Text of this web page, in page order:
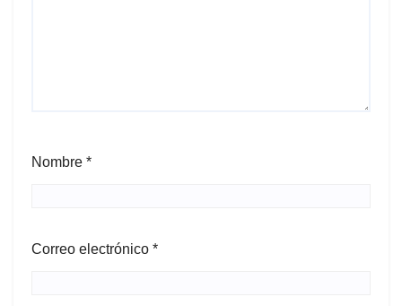
Nombre *
Correo electrónico *